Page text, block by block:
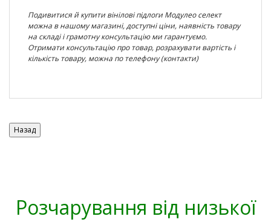
Подивитися й купити вінілові підлоги Модулео селект
можна в нашому магазині, доступні ціни, наявність товару
на складі і грамотну консультацію ми гарантуємо.
Отримати консультацію про товар, розрахувати вартість і
кількість товару, можна по телефону (контакти)
Розчарування від низької